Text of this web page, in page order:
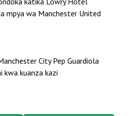
mpya wa Manchester United
City Pep Guardiola
kwa kuanza kazi